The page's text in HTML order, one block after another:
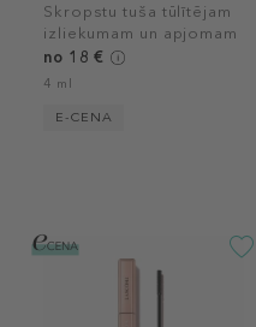
Skropstu tuša tūlītējam
izliekumam un apjomam
no 18 €
4 ml
E-CENA